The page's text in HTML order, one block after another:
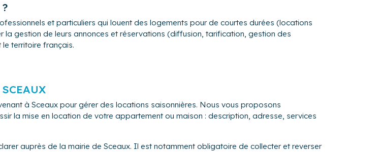
et particuliers qui louent des logements pour de courtes durées (locations
la gestion de leurs annonces et réservations (diffusion, tarification, gestion des
territoire français.
à Sceaux pour gérer des locations saisonnières. Nous vous proposons
la mise en location de votre appartement ou maison : description, adresse, services
auprès de la mairie de Sceaux. Il est notamment obligatoire de collecter et reverser